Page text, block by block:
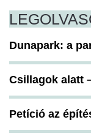
Dunapark: a
Csillagok alatt
Petíció az